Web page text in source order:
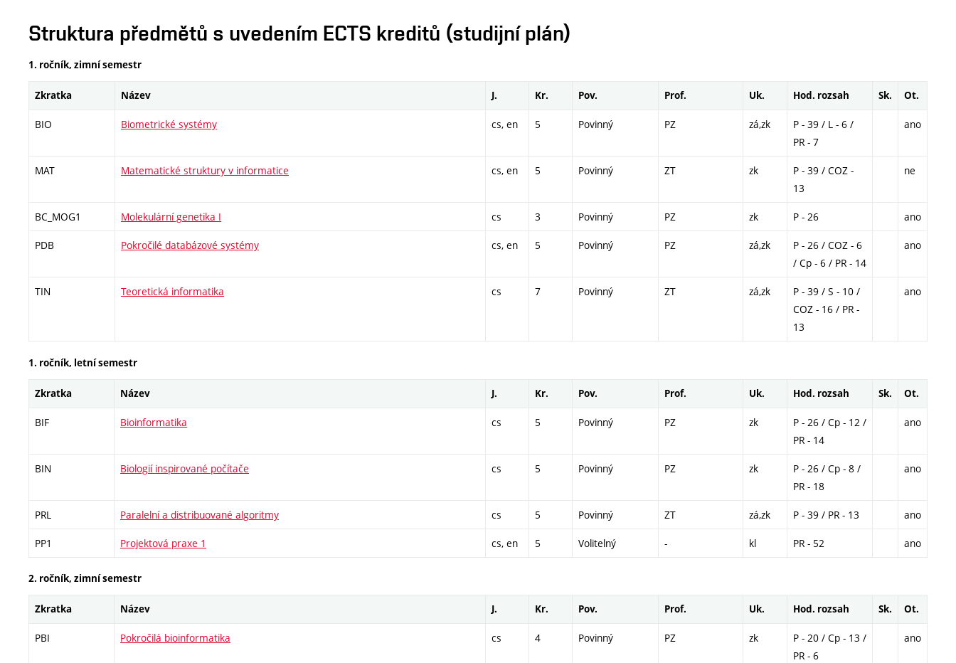
Struktura předmětů s uvedením ECTS kreditů (studijní plán)
1. ročník, zimní semestr
Zkratka Název J. Kr. Pov. Prof. Uk. Hod. rozsah Sk. Ot.
BIO Biometrické systémy cs, en 5 Povinný PZ zá,zk
P - 39 / L - 6 /
PR - 7
ano
MAT Matematické struktury v informatice cs, en 5 Povinný ZT zk
P - 39 / COZ -
13
ne
BC_MOG1 Molekulární genetika I cs 3 Povinný PZ zk P - 26 ano
PDB Pokročilé databázové systémy cs, en 5 Povinný PZ zá,zk
P - 26 / COZ - 6
/ Cp - 6 / PR - 14
ano
TIN Teoretická informatika cs 7 Povinný ZT zá,zk
P - 39 / S - 10 /
COZ - 16 / PR -
13
ano
1. ročník, letní semestr
Zkratka Název J. Kr. Pov. Prof. Uk. Hod. rozsah Sk. Ot.
BIF Bioinformatika cs 5 Povinný PZ zk
P - 26 / Cp - 12 /
PR - 14
ano
BIN Biologií inspirované počítače cs 5 Povinný PZ zk
P - 26 / Cp - 8 /
PR - 18
ano
PRL Paralelní a distribuované algoritmy cs 5 Povinný ZT zá,zk P - 39 / PR - 13 ano
PP1 Projektová praxe 1 cs, en 5 Volitelný - kl PR - 52 ano
2. ročník, zimní semestr
Zkratka Název J. Kr. Pov. Prof. Uk. Hod. rozsah Sk. Ot.
PBI Pokročilá bioinformatika cs 4 Povinný PZ zk
P - 20 / Cp - 13 /
PR - 6
ano